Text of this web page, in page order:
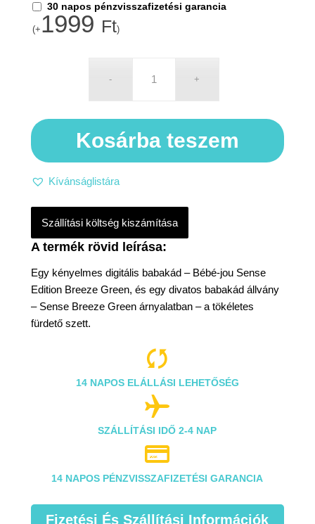
Egy kényelmes digitális babakád – Bébé-jou Sense
Edition Breeze Green, és egy divatos babakád állvány
– Sense Breeze Green árnyalatban – a tökéletes
fürdető szett.
30 napos pénzvisszafizetési garancia
(+ 1999 Ft)
Kosárba teszem
Kívánságlistára
Szállítási költség kiszámítása

14 NAPOS ELÁLLÁSI LEHETŐSÉG

SZÁLLÍTÁSI IDŐ 2-4 NAP

14 NAPOS PÉNZVISSZAFIZETÉSI GARANCIA
Fizetési És Szállítási Információk